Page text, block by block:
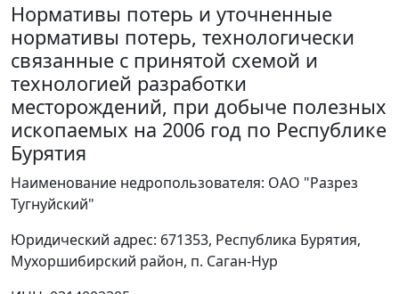
Нормативы потерь и уточненные
нормативы потерь, технологически
связанные с принятой схемой и
технологией разработки
месторождений, при добыче полезных
ископаемых на 2006 год по Республике
Бурятия
Наименование недропользователя: ОАО "Разрез
Тугнуйский"
Юридический адрес: 671353, Республика Бурятия,
Мухоршибирский район, п. Саган-Нур